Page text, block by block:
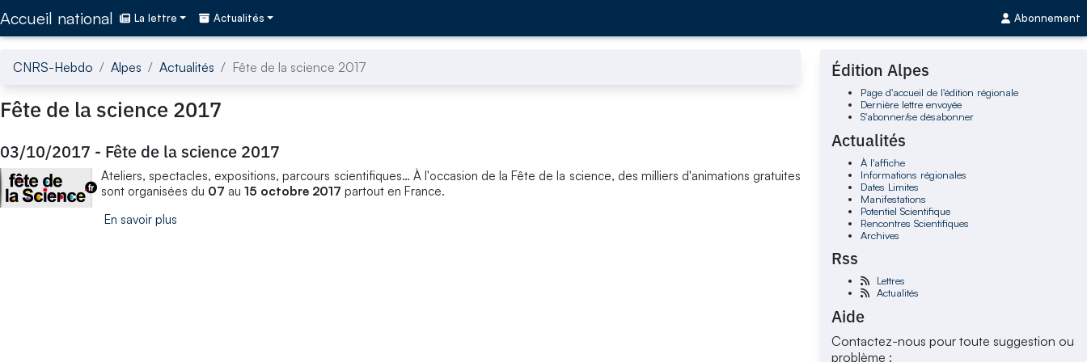
Accueil national La lettre Actualités Abonnement
CNRS-Hebdo Alpes Actualités Fête de la science 2017
Fête de la science 2017
03/10/2017 - Fête de la science 2017
Ateliers, spectacles, expositions, parcours scientifiques… À l'occasion de la Fête de la science, des milliers d'animations gratuites
sont organisées du 07 au 15 octobre 2017 partout en France.
En savoir plus
Édition Alpes
Page d'accueil de l'édition régionale
Dernière lettre envoyée
S'abonner/se désabonner
Actualités
À l'affiche
Informations régionales
Dates Limites
Manifestations
Potentiel Scientifique
Rencontres Scientifiques
Archives
Rss
Lettres
Actualités
Aide
Contactez-nous pour toute suggestion ou
problème :